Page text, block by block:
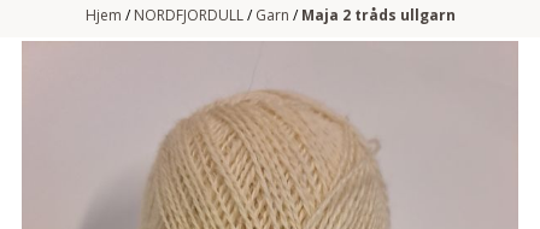
Hjem /NORDFJORDULL/Garn /Maja 2 tråds ullgarn